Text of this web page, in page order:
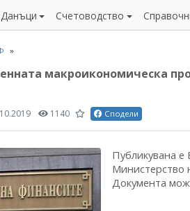
Данъци Счетоводство
макроикономическа
1140 Сподели
Публикувана е
Министерство
Документа